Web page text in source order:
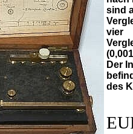
sind
vier
Der
des